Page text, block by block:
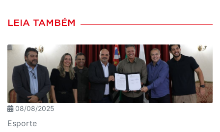
LEIA TAMBÉM
08/08/2025
Esporte